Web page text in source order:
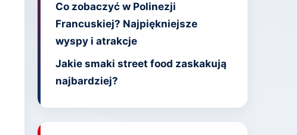
Co zobaczyć w Polinezji
Francuskiej? Najpiękniejsze
wyspy i atrakcje
Jakie smaki street food zaskakują
najbardziej?